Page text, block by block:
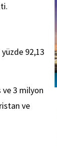
92,13
ve 3 milyon
ve